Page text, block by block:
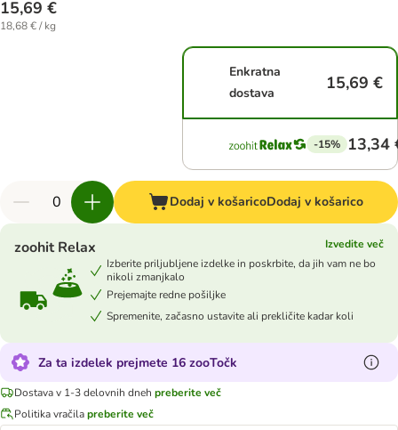
15,69 €
18,68 € / kg
Enkratna
dostava
15,69 €
-15% 13,34
Dodaj v košaricoDodaj v košarico
zoohit Relax
Izvedite več
Izberite priljubljene izdelke in poskrbite, da jih vam ne bo
nikoli zmanjkalo
Prejemajte redne pošiljke
Spremenite, začasno ustavite ali prekličite kadar koli
Za ta izdelek prejmete 16 zooTočk
Dostava v 1-3 delovnih dneh preberite več
Politika vračilapreberite več